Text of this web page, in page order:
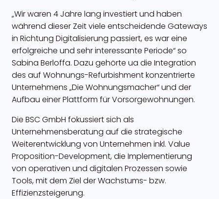
„Wir waren 4 Jahre lang investiert und haben
während dieser Zeit viele entscheidende Gateways
in Richtung Digitalisierung passiert, es war eine
erfolgreiche und sehr interessante Periode“ so
Sabina Berloffa. Dazu gehörte ua die Integration
des auf Wohnungs-Refurbishment konzentrierte
Unternehmens „Die Wohnungsmacher“ und der
Aufbau einer Plattform für Vorsorgewohnungen.
Die BSC GmbH fokussiert sich als
Unternehmensberatung auf die strategische
Weiterentwicklung von Unternehmen inkl. Value
Proposition-Development, die Implementierung
von operativen und digitalen Prozessen sowie
Tools, mit dem Ziel der Wachstums- bzw.
Effizienzsteigerung.